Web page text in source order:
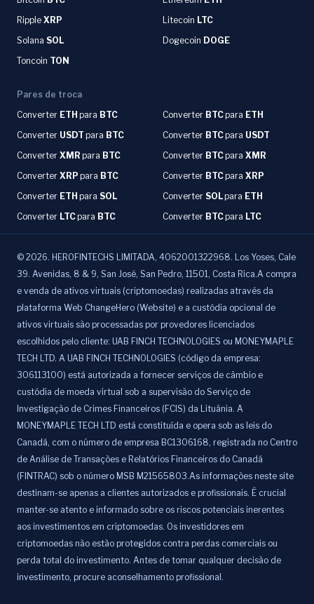
Ripple XRP Litecoin LTC
Solana SOL Dogecoin DOGE
Toncoin TON
Pares de troca
Converter ETH para BTC Converter BTCpara ETH
Converter USDT para BTC Converter BTCpara USDT
Converter XMR para BTC Converter BTCpara XMR
Converter XRP para BTC Converter BTCpara XRP
Converter ETH para SOL Converter SOLpara ETH
Converter LTCpara BTC Converter BTCpara LTC
© 2026. HEROFINTECHS LIMITADA, 4062001322968. Los Yoses, Cale
39. Avenidas, 8 & 9, San José, San Pedro, 11501, Costa Rica.A compra
e venda de ativos virtuais (criptomoedas) realizadas através da
plataforma Web ChangeHero (Website) e a custódia opcional de
ativos virtuais são processadas por provedores licenciados
escolhidos pelo cliente: UAB FINCH TECHNOLOGIES ou MONEYMAPLE
TECH LTD. A UAB FINCH TECHNOLOGIES (código da empresa:
306113100) está autorizada a fornecer serviços de câmbio e
custódia de moeda virtual sob a supervisão do Serviço de
Investigação de Crimes Financeiros (FCIS) da Lituânia. A
MONEYMAPLE TECH LTD está constituída e opera sob as leis do
Canadá, com o número de empresa BC1306168, registrada no Centro
de Análise de Transações e Relatórios Financeiros do Canadá
(FINTRAC) sob o número MSB M21565803.As informações neste site
destinam-se apenas a clientes autorizados e profissionais. É crucial
manter-se atento e informado sobre os riscos potenciais inerentes
aos investimentos em criptomoedas. Os investidores em
criptomoedas não estão protegidos contra perdas comerciais ou
perda total do investimento. Antes de tomar qualquer decisão de
investimento, procure aconselhamento profissional.